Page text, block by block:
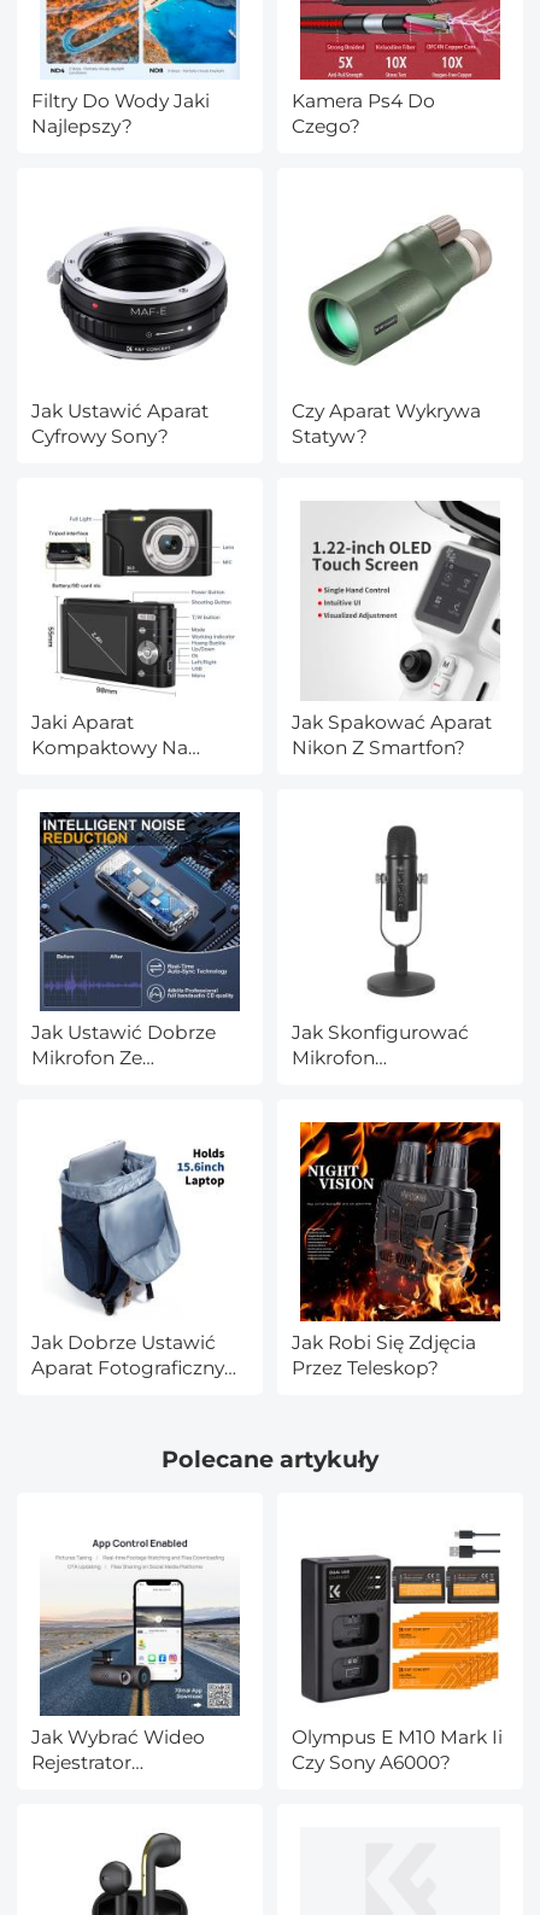
Filtry Do Wody Jaki
Najlepszy?
Kamera Ps4 Do
Czego?
Jak Ustawić Aparat
Cyfrowy Sony?
Czy Aparat Wykrywa
Statyw?
Jaki Aparat
Kompaktowy Na
Jak Spakować Aparat
Nikon Z Smartfon?
Jak Ustawić Dobrze
Mikrofon Ze
Jak Skonfigurować
Mikrofon
Jak Dobrze Ustawić
Aparat Fotograficzny
Jak Robi Się Zdjęcia
Przez Teleskop?
Polecane artykuły
Jak Wybrać Wideo
Rejestrator
Olympus E M10 Mark Ii
Czy Sony A6000?